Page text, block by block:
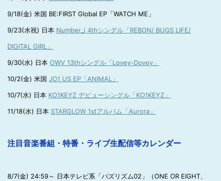
9/18(金) 米国 BE:FIRST Global EP「WATCH ME」
9/23(水祝) 日本 Number_i 4thシングル「REBON/ BUGS LIFE/
DIGITAL GIRL」
9/30(水) 日本 OWV 13thシングル「Lovey-Dovey」
10/2(金) 米国 JO1 US EP「ANIMAL」
10/7(水) 日本 KO1KEYZ デビューシングル「KO1KEYZ」
11/18(水) 日本 STARGLOW 1stアルバム「Aurora」
注目音楽番組・特番・ライブ生配信等カレンダー
8/7(金) 24:59～ 日本テレビ系「バズリズム02」（ONE OR EIGHT、